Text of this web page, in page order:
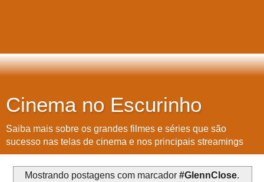
Cinema no Escurinho
Saiba mais sobre os grandes filmes e séries que são
sucesso nas telas de cinema e nos principais streamings
Mostrando postagens com marcador #GlennClose.